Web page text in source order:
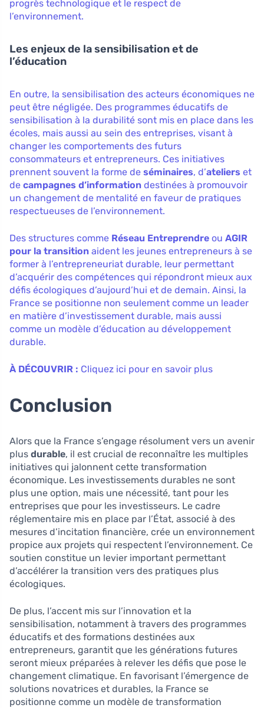
progrès technologique et le respect de
l’environnement.
Les enjeux de la sensibilisation et de
l’éducation
En outre, la sensibilisation des acteurs économiques ne
peut être négligée. Des programmes éducatifs de
sensibilisation à la durabilité sont mis en place dans les
écoles, mais aussi au sein des entreprises, visant à
changer les comportements des futurs
consommateurs et entrepreneurs. Ces initiatives
prennent souvent la forme de séminaires, d’ateliers et
de campagnes d’information destinées à promouvoir
un changement de mentalité en faveur de pratiques
respectueuses de l’environnement.
Des structures comme Réseau Entreprendre ou AGIR
pour la transition aident les jeunes entrepreneurs à se
former à l’entrepreneuriat durable, leur permettant
d’acquérir des compétences qui répondront mieux aux
défis écologiques d’aujourd’hui et de demain. Ainsi, la
France se positionne non seulement comme un leader
en matière d’investissement durable, mais aussi
comme un modèle d’éducation au développement
durable.
À DÉCOUVRIR : Cliquez ici pour en savoir plus
Conclusion
Alors que la France s’engage résolument vers un avenir
plus durable, il est crucial de reconnaître les multiples
initiatives qui jalonnent cette transformation
économique. Les investissements durables ne sont
plus une option, mais une nécessité, tant pour les
entreprises que pour les investisseurs. Le cadre
réglementaire mis en place par l’État, associé à des
mesures d’incitation financière, crée un environnement
propice aux projets qui respectent l’environnement. Ce
soutien constitue un levier important permettant
d’accélérer la transition vers des pratiques plus
écologiques.
De plus, l’accent mis sur l’innovation et la
sensibilisation, notamment à travers des programmes
éducatifs et des formations destinées aux
entrepreneurs, garantit que les générations futures
seront mieux préparées à relever les défis que pose le
changement climatique. En favorisant l’émergence de
solutions novatrices et durables, la France se
positionne comme un modèle de transformation